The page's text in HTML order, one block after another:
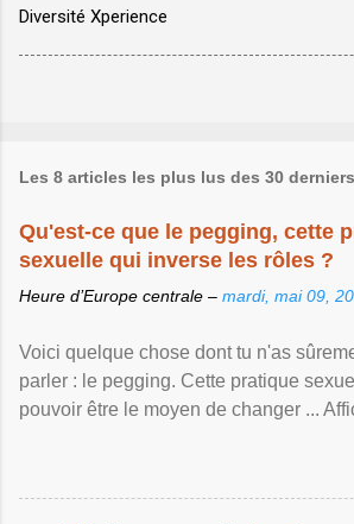
Diversité Xperience
Les 8 articles les plus lus des 30
Qu'est-ce que le pegging, cette
sexuelle qui inverse les rôles ?
Heure d’Europe centrale – mardi, mai 09,
Voici quelque chose dont tu n'as
parler : le pegging. Cette pratique
pouvoir être le moyen de changer ...